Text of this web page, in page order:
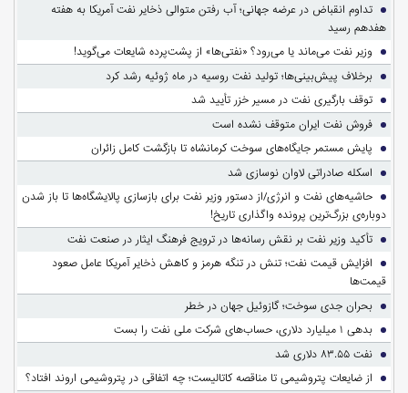
تداوم انقباض در عرضه جهانی؛ آب رفتن متوالی ذخایر نفت آمریکا به هفته
هفدهم رسید
وزیر نفت می‌ماند یا می‌رود؟ «نفتی‌ها» از پشت‌پرده شایعات می‌گوید!
برخلاف پیش‌بینی‌ها؛ تولید نفت روسیه در ماه ژوئیه رشد کرد
توقف بارگیری نفت در مسیر خزر تأیید شد
فروش نفت ایران متوقف نشده است
پایش مستمر جایگاه‌های سوخت کرمانشاه تا بازگشت کامل زائران
اسکله صادراتی لاوان نوسازی شد
حاشیه‌های نفت و انرژی/از دستور وزیر نفت برای بازسازی پالایشگاه‌ها تا باز شدن
دوباره‌ی بزرگ‌ترین پرونده واگذاری تاریخ!
تأکید وزیر نفت بر نقش رسانه‌ها در ترویج فرهنگ ایثار در صنعت نفت
افزایش قیمت نفت؛ تنش در تنگه هرمز و کاهش ذخایر آمریکا عامل صعود
قیمت‌ها
بحران جدی سوخت؛ گازوئیل جهان در خطر
بدهی ۱ میلیارد دلاری، حساب‌های شرکت ملی نفت را بست
نفت ۸۳.۵۵ دلاری شد
از ضایعات پتروشیمی تا مناقصه کاتالیست؛ چه اتفاقی در پتروشیمی اروند افتاد؟